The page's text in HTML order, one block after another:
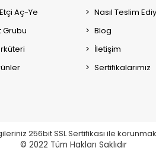
Aç-Ye
Grubu
Nasıl Teslim
Blog
İletişim
Sertifikalarımız
256bit SSL Sertifikası ile
© 2022 Tüm Hakları Saklıdır